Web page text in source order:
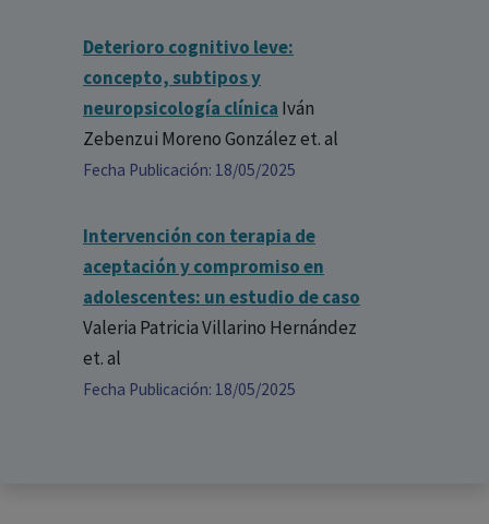
Deterioro cognitivo leve:
concepto, subtipos y
neuropsicología clínica Iván
Zebenzui Moreno Gonzálezet. al
Fecha Publicación: 18/05/2025
Intervención con terapia de
aceptación y compromiso en
adolescentes: un estudio de caso
Valeria Patricia Villarino Hernández
et. al
Fecha Publicación: 18/05/2025